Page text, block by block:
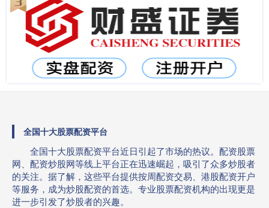
全国十大股票配资平台
全国十大股票配资平台近日引起了市场的热议。配资股票
网、配资炒股网等线上平台正在迅速崛起，吸引了众多炒股者
的关注。据了解，这些平台提供按周配资交易、港股配资开户
等服务，成为炒股配资的首选。专业股票配资机构的出现更是
进一步引发了炒股者的兴趣。